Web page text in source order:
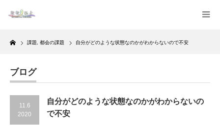
Home
課題 都会の課題 自分がどのような状態なのかがわからないので不安
ブログ
11.6
2020
自分がどのような状態なのかがわからないの
で不安